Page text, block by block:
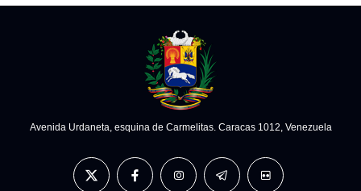
Avenida Urdaneta, esquina de Carmelitas. Caracas 1012, Venezuela